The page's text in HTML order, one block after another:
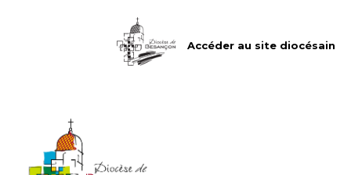
Accéder au site diocésain